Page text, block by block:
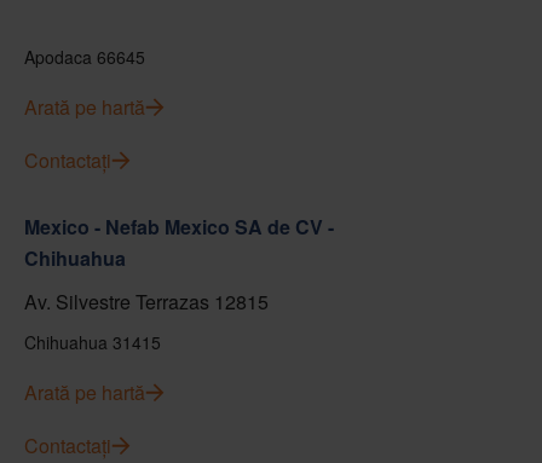
Apodaca 66645
Arată pe hartă
Contactați
Mexico - Nefab Mexico SA de CV -
Chihuahua
Av. Silvestre Terrazas 12815
Chihuahua 31415
Arată pe hartă
Contactați